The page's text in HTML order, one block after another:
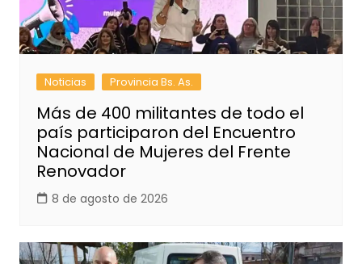
Noticias Provincia Bs. As.
Más de 400 militantes de todo el
país participaron del Encuentro
Nacional de Mujeres del Frente
Renovador
8 de agosto de 2026